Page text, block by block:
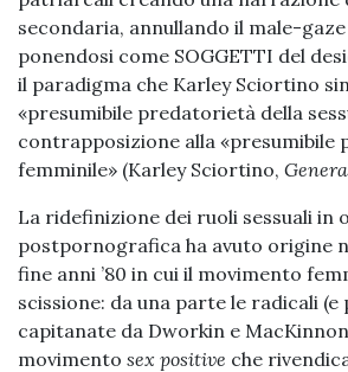
secondaria, annullando il male-
ponendosi come SOGGETTI del
il paradigma che Karley Sciortino
«presumibile predatorietà della
contrapposizione alla «presumibile
femminile» (Karley Sciortino,
La ridefinizione dei ruoli sessuali in
postpornografica ha avuto origine
fine anni ’80 in cui il movimento
scissione: da una parte le radicali
capitanate da Dworkin e
movimento sex positive che